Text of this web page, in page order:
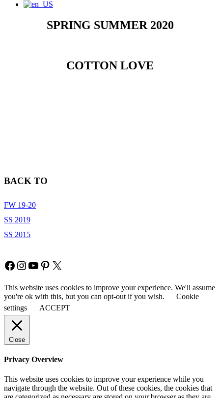
SPRING SUMMER 2020
COTTON LOVE
BACK TO
FW 19-20
SS 2019
SS 2015
Facebook
Instagram
YouTube
Pinterest
X
This website uses cookies to improve your experience. We'll assume
you're ok with this, but you can opt-out if you wish.
Cookie
settings
ACCEPT
Close
Privacy Overview
This website uses cookies to improve your experience while you
navigate through the website. Out of these cookies, the cookies that